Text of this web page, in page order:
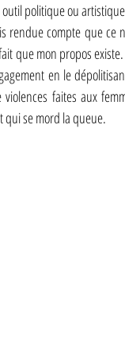
politique ou
rendue compte que ce
que mon propos
en le
faites aux
qui se mord la queue.